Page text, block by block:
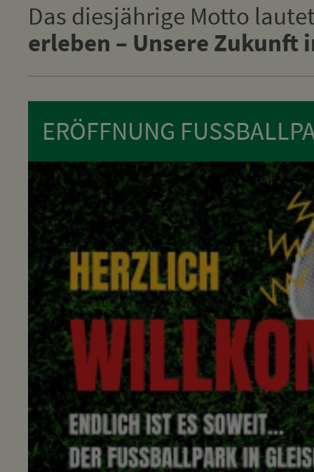
Das diesjährige Motto
erleben – Unsere Zukunft
ERÖFFNUNG